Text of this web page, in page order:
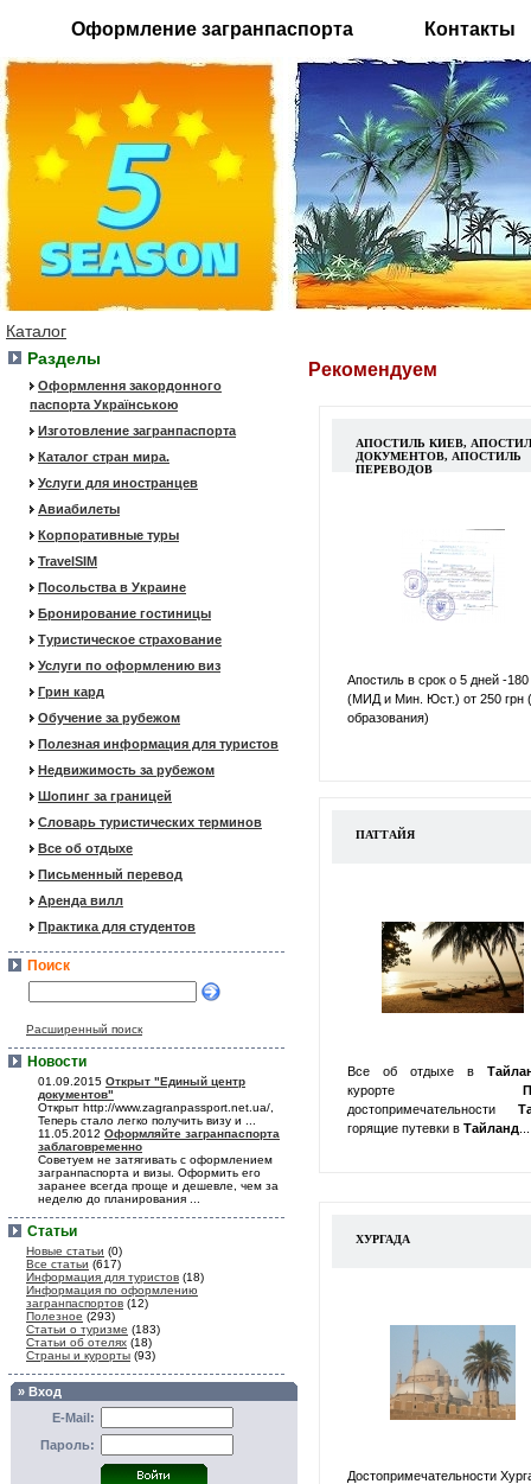
Оформление загранпаспорта Контакты
Каталог
Разделы
Оформлення закордонного
паспорта Українською
Изготовление загранпаспорта
Каталог стран мира.
Услуги для иностранцев
Авиабилеты
Корпоративные туры
TravelSIM
Посольства в Украине
Бронирование гостиницы
Туристическое страхование
Услуги по оформлению виз
Грин кард
Обучение за рубежом
Полезная информация для туристов
Недвижимость за рубежом
Шопинг за границей
Словарь туристических терминов
Все об отдыхе
Письменный перевод
Аренда вилл
Практика для студентов
Поиск
Расширенный поиск
Новости
01.09.2015 Открыт "Единый центр
документов"
Открыт http://www.zagranpassport.net.ua/,
Теперь стало легко получить визу и ...
11.05.2012 Оформляйте загранпаспорта
заблаговременно
Советуем не затягивать с оформлением
загранпаспорта и визы. Оформить его
заранее всегда проще и дешевле, чем за
неделю до планирования ...
Статьи
Новые статьи (0)
Все статьи (617)
Информация для туристов (18)
Информация по оформлению
загранпаспортов (12)
Полезное (293)
Статьи о туризме (183)
Статьи об отелях (18)
Страны и курорты (93)
» Вход
E-Mail:
Пароль:
Рекомендуем
АПОСТИЛЬ КИЕВ,
ДОКУМЕНТОВ, АПОСТИЛЬ
ПЕРЕВОДОВ
Апостиль в срок о 5 дней -180
(МИД и Мин. Юст.) от 250 грн
образования)
ПАТТАЙЯ
Все об отдыхе в
курорте
достопримечательности
горящие путевки в Тайланд
ХУРГАДА
Достопримечательности